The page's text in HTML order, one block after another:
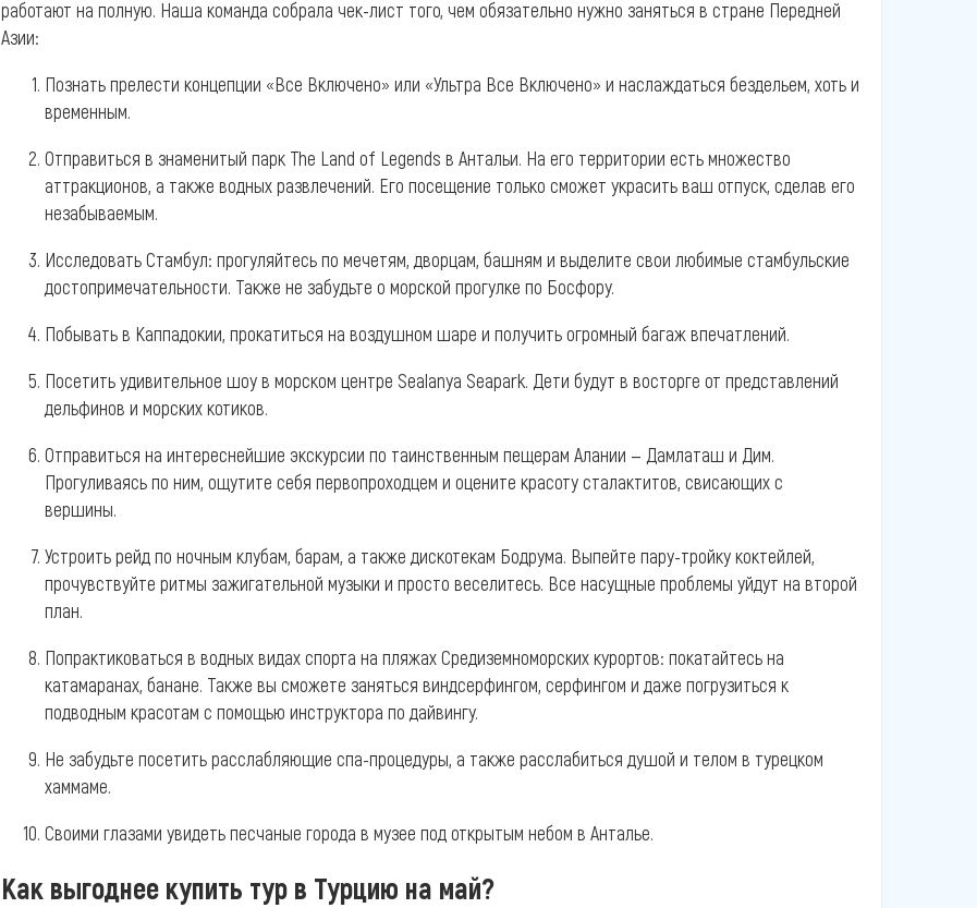
работают на полную. Наша команда собрала чек-лист того, чем обязательно нужно заняться в стране Передней
Азии:
Познать прелести концепции «Все Включено» или «Ультра Все Включено» и наслаждаться бездельем, хоть и
временным.
Отправиться в знаменитый парк The Land of Legends в Антальи. На его территории есть множество
аттракционов, а также водных развлечений. Его посещение только сможет украсить ваш отпуск, сделав его
незабываемым.
Исследовать Стамбул: прогуляйтесь по мечетям, дворцам, башням и выделите свои любимые стамбульские
достопримечательности. Также не забудьте о морской прогулке по Босфору.
Побывать в Каппадокии, прокатиться на воздушном шаре и получить огромный багаж впечатлений.
Посетить удивительное шоу в морском центре Sealanya Seapark. Дети будут в восторге от представлений
дельфинов и морских котиков.
Отправиться на интереснейшие экскурсии по таинственным пещерам Алании — Дамлаташ и Дим.
Прогуливаясь по ним, ощутите себя первопроходцем и оцените красоту сталактитов, свисающих с
вершины.
Устроить рейд по ночным клубам, барам, а также дискотекам Бодрума. Выпейте пару-тройку коктейлей,
прочувствуйте ритмы зажигательной музыки и просто веселитесь. Все насущные проблемы уйдут на второй
план.
Попрактиковаться в водных видах спорта на пляжах Средиземноморских курортов: покатайтесь на
катамаранах, банане. Также вы сможете заняться виндсерфингом, серфингом и даже погрузиться к
подводным красотам с помощью инструктора по дайвингу.
Не забудьте посетить расслабляющие спа-процедуры, а также расслабиться душой и телом в турецком
хаммаме.
Своими глазами увидеть песчаные города в музее под открытым небом в Анталье.
Как выгоднее купить тур в Турцию на май?